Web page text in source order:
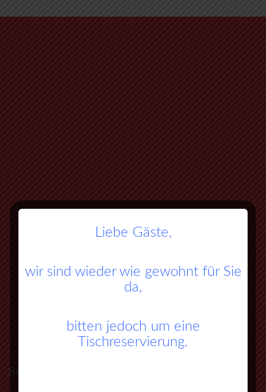
So finden Sie zu uns:
Liebe Gäste,
wir sind wieder wie gewohnt für Sie
da,
bitten jedoch um eine
Tischreservierung.